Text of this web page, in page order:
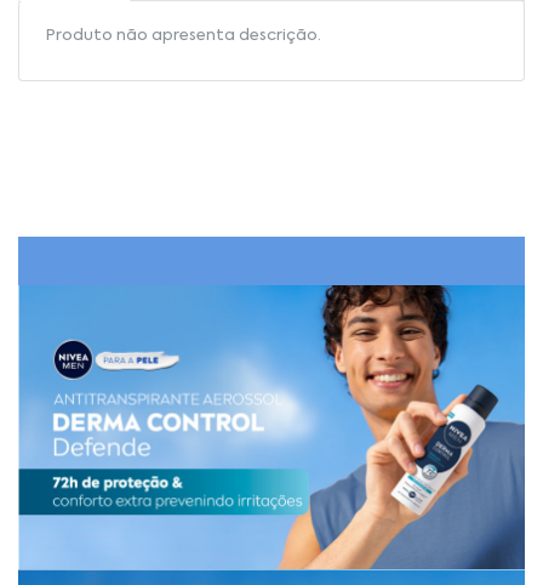
Produto não apresenta descrição.